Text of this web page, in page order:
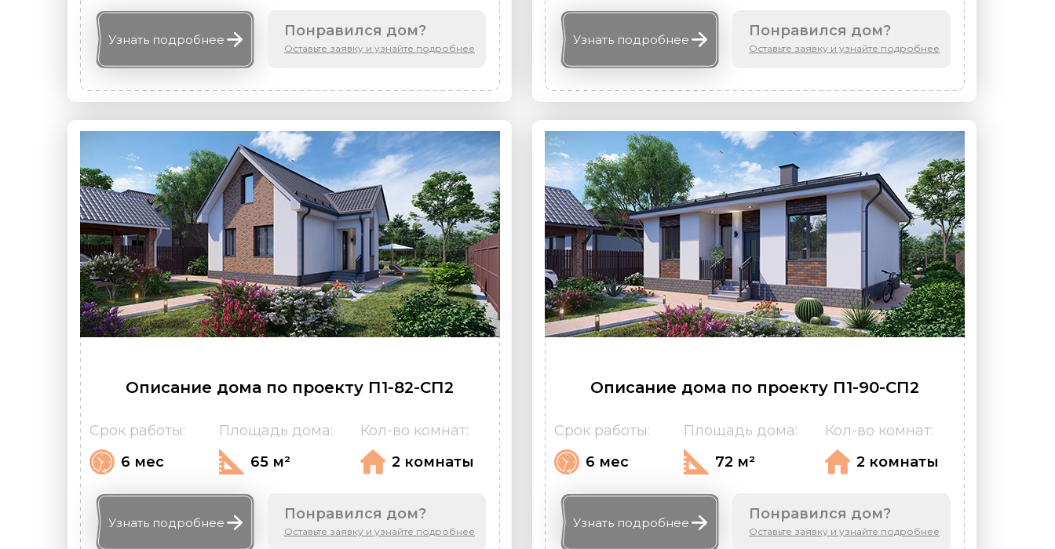
Понравился дом?
Оставьте заявку и узнайте подробнее
Узнать подробнее
Понравился дом?
Оставьте заявку и узнайте подробнее
Узнать подробнее
Описание дома по проекту П1-82-СП2
Срок работы:
6 мес
Площадь дома:
65 м²
Кол-во комнат:
2 комнаты
Понравился дом?
Оставьте заявку и узнайте подробнее
Узнать подробнее
Описание дома по проекту П1-90-СП2
Срок работы:
6 мес
Площадь дома:
72 м²
Кол-во комнат:
2 комнаты
Понравился дом?
Оставьте заявку и узнайте подробнее
Узнать подробнее